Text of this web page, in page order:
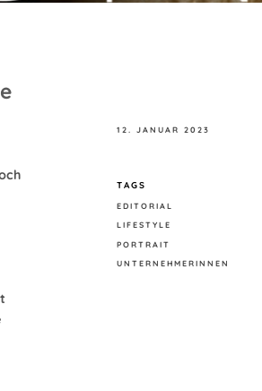
12. JANUAR 2023
TAGS
EDITORIAL
LIFESTYLE
PORTRAIT
UNTERNEHMERINNEN